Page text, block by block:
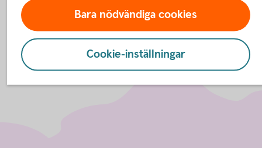
Bara nödvändiga cookies
Cookie-inställningar